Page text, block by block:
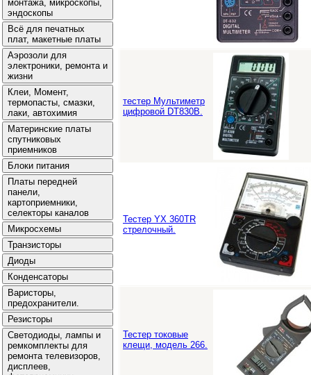
тестер Мультиметр
цифровой DT830B.
Тестер YX 360TR
стрелочный.
Тестер токовые
клещи, модель 266.